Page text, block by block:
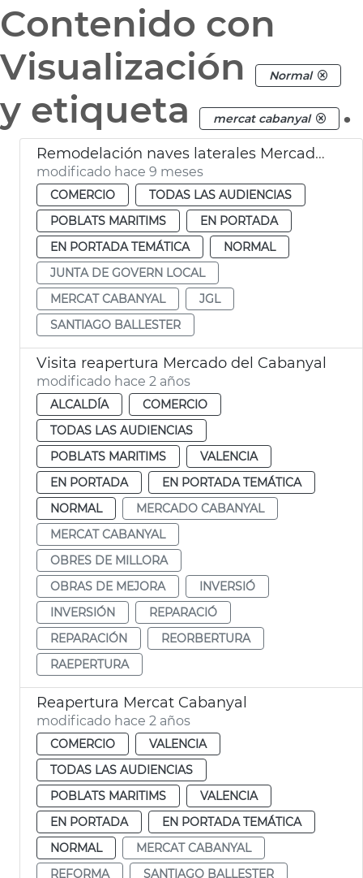
Contenido con
Visualización
Normal
y etiqueta mercat cabanyal .
Remodelación naves laterales Mercado Cabañal València
modificado hace 9 meses
COMERCIO
TODAS LAS AUDIENCIAS
POBLATS MARITIMS
EN PORTADA
EN PORTADA TEMÁTICA
NORMAL
JUNTA DE GOVERN LOCAL
MERCAT CABANYAL
JGL
SANTIAGO BALLESTER
Visita reapertura Mercado del Cabanyal
modificado hace 2 años
ALCALDÍA
COMERCIO
TODAS LAS AUDIENCIAS
POBLATS MARITIMS
VALENCIA
EN PORTADA
EN PORTADA TEMÁTICA
NORMAL
MERCADO CABANYAL
MERCAT CABANYAL
OBRES DE MILLORA
OBRAS DE MEJORA
INVERSIÓ
INVERSIÓN
REPARACIÓ
REPARACIÓN
REORBERTURA
RAEPERTURA
Reapertura Mercat Cabanyal
modificado hace 2 años
COMERCIO
VALENCIA
TODAS LAS AUDIENCIAS
POBLATS MARITIMS
VALENCIA
EN PORTADA
EN PORTADA TEMÁTICA
NORMAL
MERCAT CABANYAL
REFORMA
SANTIAGO BALLESTER